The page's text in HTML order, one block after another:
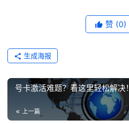
赞 (0)
生成海报
号卡激活难题？看这里轻松解决！
上一篇